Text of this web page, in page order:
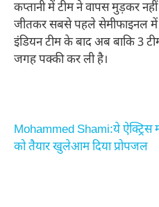
कप्तानी में टीम ने वापस मुड़कर
जीतकर सबसे पहले सेमीफाइनल
इंडियन टीम के बाद अब बाकि 3
जगह पक्की कर ली है।
Mohammed Shami:ये ऐक्ट्रिस
को तैयार खुलेआम दिया प्रोपजल